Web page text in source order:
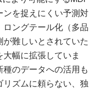
ンを捉えにくい予測対
ングテール化（多品
難しいとされていた
幅に拡張していま
のデータへの活用も
ズムに頼らない、独